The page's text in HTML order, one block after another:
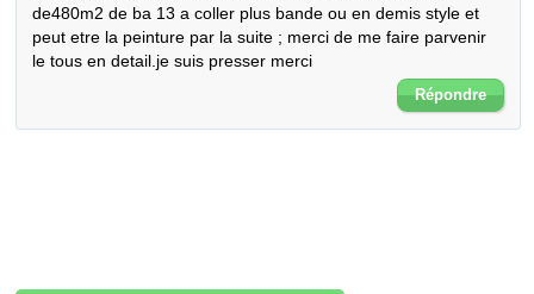
de480m2 de ba 13 a coller plus bande ou en demis style et
peut etre la peinture par la suite ; merci de me faire parvenir
le tous en detail.je suis presser merci
Répondre